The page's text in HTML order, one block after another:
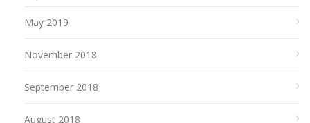
May 2019
November 2018
September 2018
August 2018